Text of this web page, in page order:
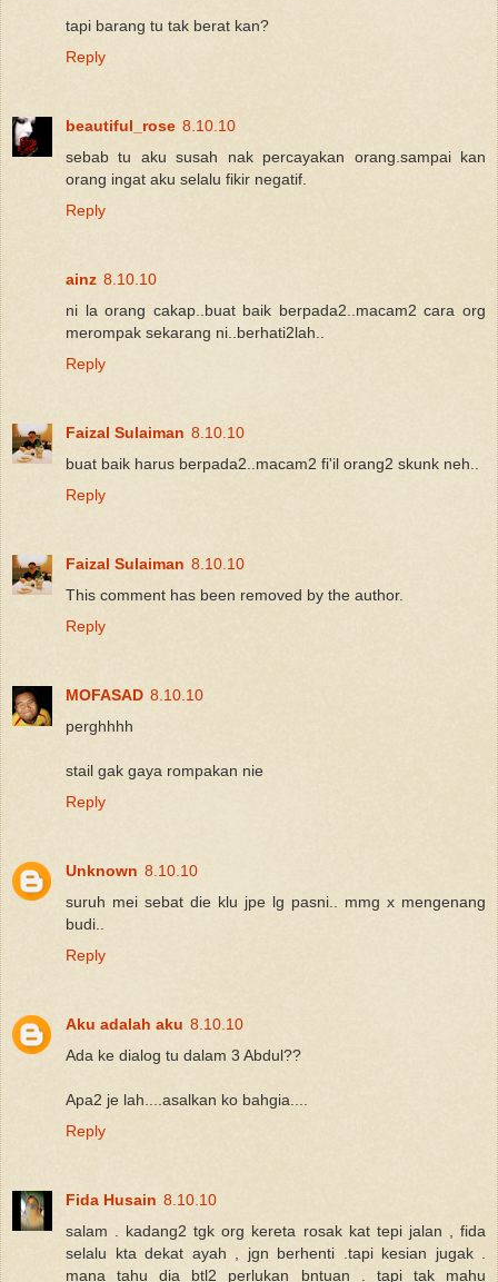
tapi barang tu tak berat kan?
Reply
beautiful_rose 8.10.10
sebab tu aku susah nak percayakan orang.sampai kan
orang ingat aku selalu fikir negatif.
Reply
ainz 8.10.10
ni la orang cakap..buat baik berpada2..macam2 cara org
merompak sekarang ni..berhati2lah..
Reply
Faizal Sulaiman 8.10.10
buat baik harus berpada2..macam2 fi'il orang2 skunk neh..
Reply
Faizal Sulaiman 8.10.10
This comment has been removed by the author.
Reply
MOFASAD 8.10.10
perghhhh
stail gak gaya rompakan nie
Reply
Unknown 8.10.10
suruh mei sebat die klu jpe lg pasni.. mmg x mengenang
budi..
Reply
Aku adalah aku 8.10.10
Ada ke dialog tu dalam 3 Abdul??
Apa2 je lah....asalkan ko bahgia....
Reply
Fida Husain 8.10.10
salam . kadang2 tgk org kereta rosak kat tepi jalan , fida
selalu kta dekat ayah , jgn berhenti .tapi kesian jugak .
mana tahu dia btl2 perlukan bntuan . tapi tak mahu